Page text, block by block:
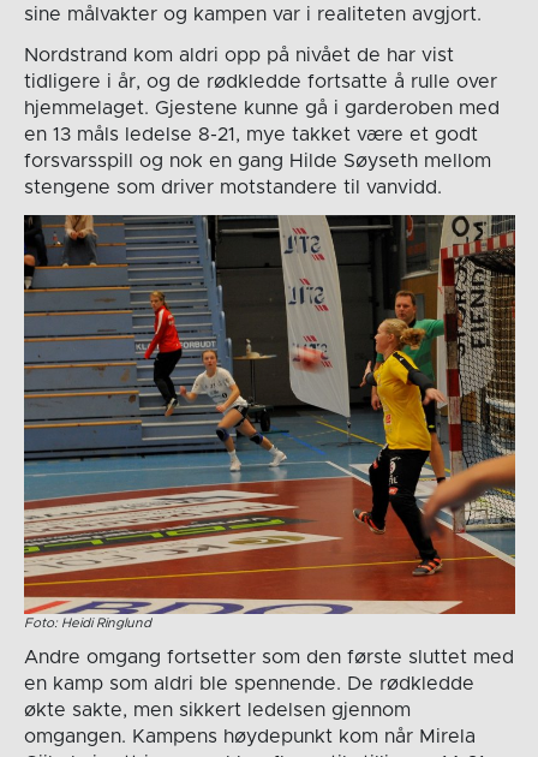
sine målvakter og kampen var i realiteten avgjort.
Nordstrand kom aldri opp på nivået de har vist
tidligere i år, og de rødkledde fortsatte å rulle over
hjemmelaget. Gjestene kunne gå i garderoben med
en 13 måls ledelse 8-21, mye takket være et godt
forsvarsspill og nok en gang Hilde Søyseth mellom
stengene som driver motstandere til vanvidd.
Foto: Heidi Ringlund
Andre omgang fortsetter som den første sluttet med
en kamp som aldri ble spennende. De rødkledde
økte sakte, men sikkert ledelsen gjennom
omgangen. Kampens høydepunkt kom når Mirela